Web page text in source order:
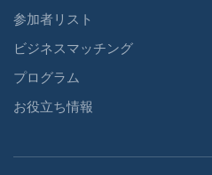
参加者リスト
ビジネスマッチング
プログラム
お役立ち情報